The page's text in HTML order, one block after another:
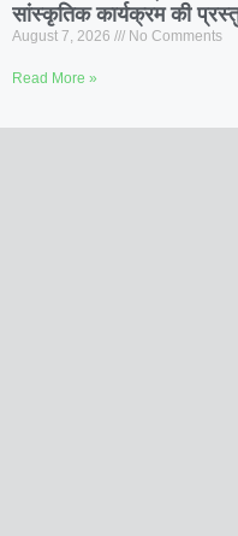
सांस्कृतिक कार्यक्रम की
August 7, 2026 No Comments
Read More »